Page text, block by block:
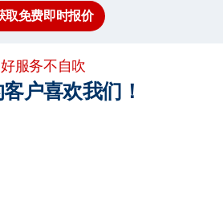
取免费即时报价
好服务不自吹
户喜欢我们！